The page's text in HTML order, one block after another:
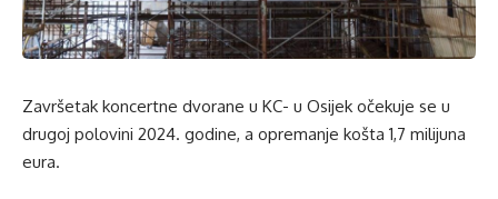
Završetak koncertne dvorane u KC- u Osijek očekuje se u
drugoj polovini 2024. godine, a opremanje košta 1,7 milijuna
eura.